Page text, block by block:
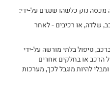
נזק כלשהו שנגרם על-ידי:
שלדה, או רכיבים - לאחר
טיפול בלתי מורשה על-ידי
הרכב או בחלקים אחרים
להיות מוגבל לכך, מערכות